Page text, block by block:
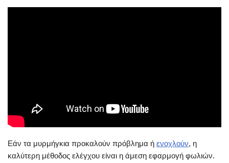
Εάν τα μυρμήγκια προκαλούν πρόβλημα ή ενοχλούν, η
καλύτερη μέθοδος ελέγχου είναι η άμεση εφαρμογή φωλιών.